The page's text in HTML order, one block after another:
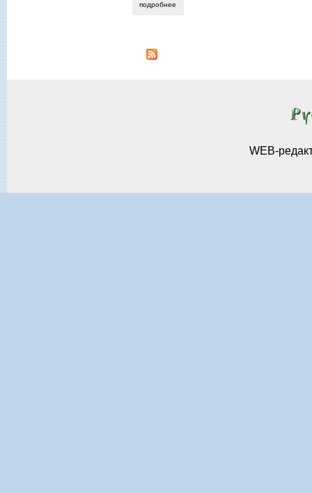
подробнее
WEB-